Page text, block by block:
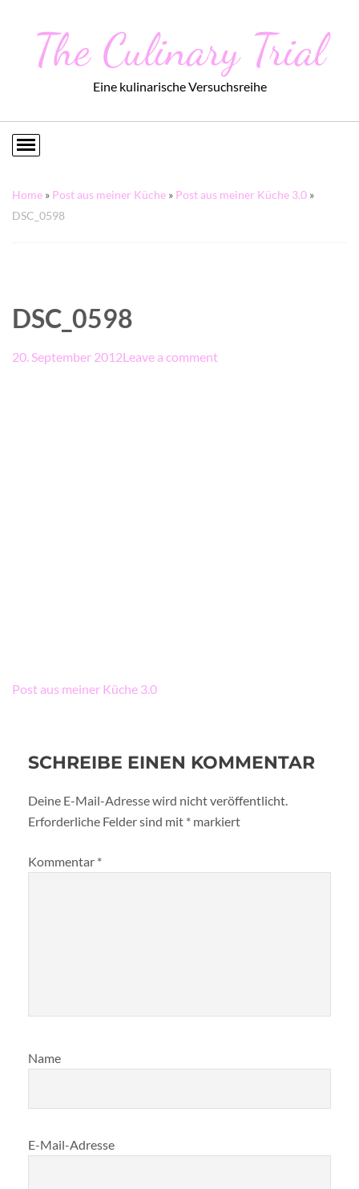
The Culinary Trial
Eine kulinarische Versuchsreihe
Home » Post aus meiner Küche » Post aus meiner Küche 3.0 »
DSC_0598
DSC_0598
20. September 2012Leave a comment
Beitragsnavigation
Post aus meiner Küche 3.0
SCHREIBE EINEN KOMMENTAR
Deine E-Mail-Adresse wird nicht veröffentlicht.
Erforderliche Felder sind mit * markiert
Kommentar *
Name
E-Mail-Adresse